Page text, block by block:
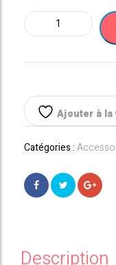
quantité
de
Note
NOIR
Coque
Officielle
Silicone
Ajouter à la
Catégories :
Description